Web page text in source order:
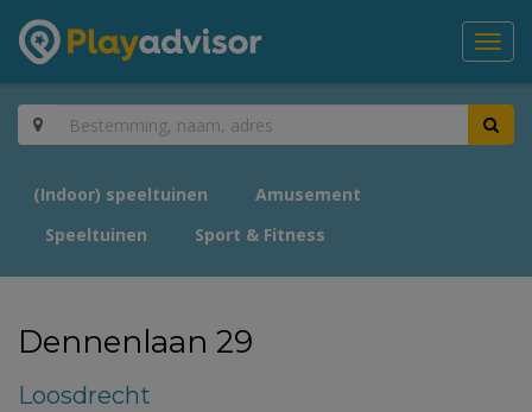
(Indoor) speeltuinen
Amusement
Speeltuinen
Sport & Fitness
Dennenlaan 29
Loosdrecht